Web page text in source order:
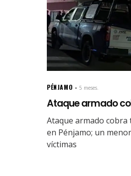
PÉNJAMO 5 meses.
Ataque armado
Ataque armado cobra
en Pénjamo; un
víctimas